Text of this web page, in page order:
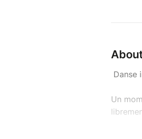
Danse
Un